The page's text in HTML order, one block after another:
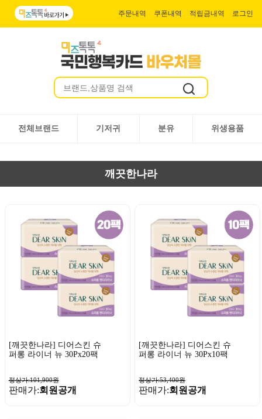
주문내역 쿠폰내역 적립금내역 로그인
전체브랜드 기저귀 분유 위생용품
깨끗한나라
[깨끗한나라] 디어스킨 슈
퍼롱 라이너 뉴 30Px20팩
정상가:101,900원
판매가:회원공개
[깨끗한나라] 디어스킨 슈
퍼롱 라이너 뉴 30Px10팩
정상가:53,400원
판매가:회원공개